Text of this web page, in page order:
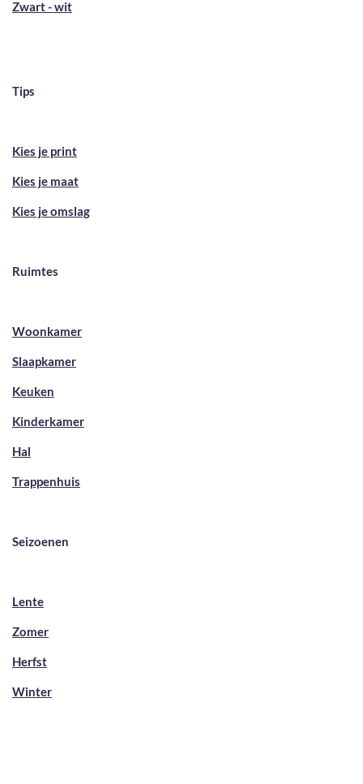
Zwart - wit
Tips
Kies je print
Kies je maat
Kies je omslag
Ruimtes
Woonkamer
Slaapkamer
Keuken
Kinderkamer
Hal
Trappenhuis
Seizoenen
Lente
Zomer
Herfst
Winter